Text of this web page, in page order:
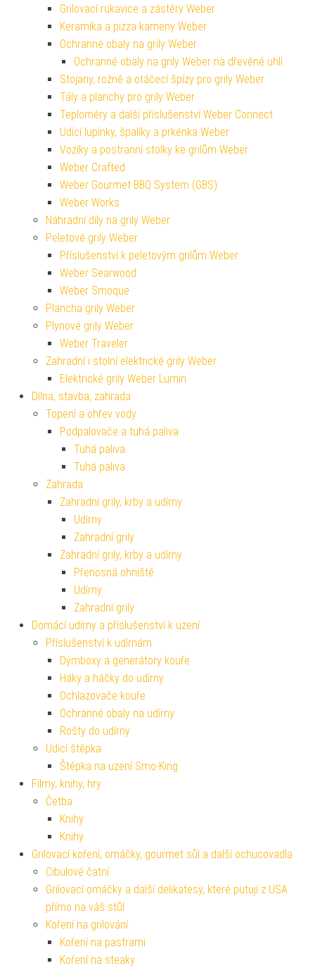
Grilovací rukavice a zástěry Weber
Keramika a pizza kameny Weber
Ochranné obaly na grily Weber
Ochranné obaly na grily Weber na dřevěné uhlí
Stojany, rožně a otáčecí špízy pro grily Weber
Tály a planchy pro grily Weber
Teploměry a další příslušenství Weber Connect
Udící lupínky, špalíky a prkénka Weber
Vozíky a postranní stolky ke grilům Weber
Weber Crafted
Weber Gourmet BBQ System (GBS)
Weber Works
Náhradní díly na grily Weber
Peletové grily Weber
Příslušenství k peletovým grilům Weber
Weber Searwood
Weber Smoque
Plancha grily Weber
Plynové grily Weber
Weber Traveler
Zahradní i stolní elektrické grily Weber
Elektrické grily Weber Lumin
Dílna, stavba, zahrada
Topení a ohřev vody
Podpalovače a tuhá paliva
Tuhá paliva
Tuhá paliva
Zahrada
Zahradní grily, krby a udírny
Udírny
Zahradní grily
Zahradní grily, krby a udírny
Přenosná ohniště
Udírny
Zahradní grily
Domácí udírny a příslušenství k uzení
Příslušenství k udírnám
Dýmboxy a generátory kouře
Háky a háčky do udírny
Ochlazovače kouře
Ochranné obaly na udírny
Rošty do udírny
Udící štěpka
Štěpka na uzení Smo-King
Filmy, knihy, hry
Četba
Knihy
Knihy
Grilovací koření, omáčky, gourmet sůl a další ochucovadla
Cibulové čatní
Grilovací omáčky a další delikatesy, které putují z USA
přímo na váš stůl
Koření na grilování
Koření na pastrami
Koření na steaky